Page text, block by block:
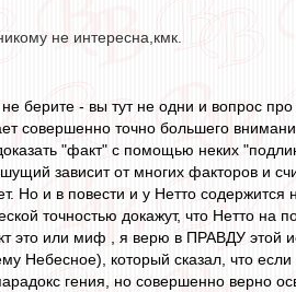
не интересна,кмк.
берите - вы тут не одни и вопрос
совершенно точно большего
"факт" с помощью неких
зависит от многих факторов и
Но и в повести и у Нетто
точностью докажут, что Нетто на
это или миф , я верю в ПРАВДУ этой
Небесное), который сказал, что если
гения, но совершенно верно